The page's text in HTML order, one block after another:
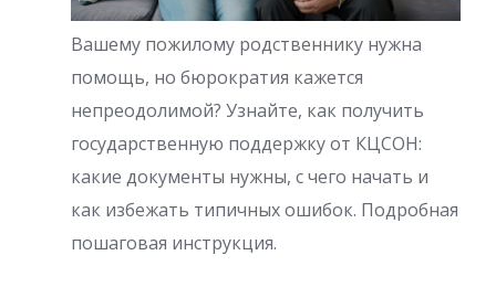
Вашему пожилому родственнику нужна
помощь, но бюрократия кажется
непреодолимой? Узнайте, как получить
государственную поддержку от КЦСОН:
какие документы нужны, с чего начать и
как избежать типичных ошибок. Подробная
пошаговая инструкция.